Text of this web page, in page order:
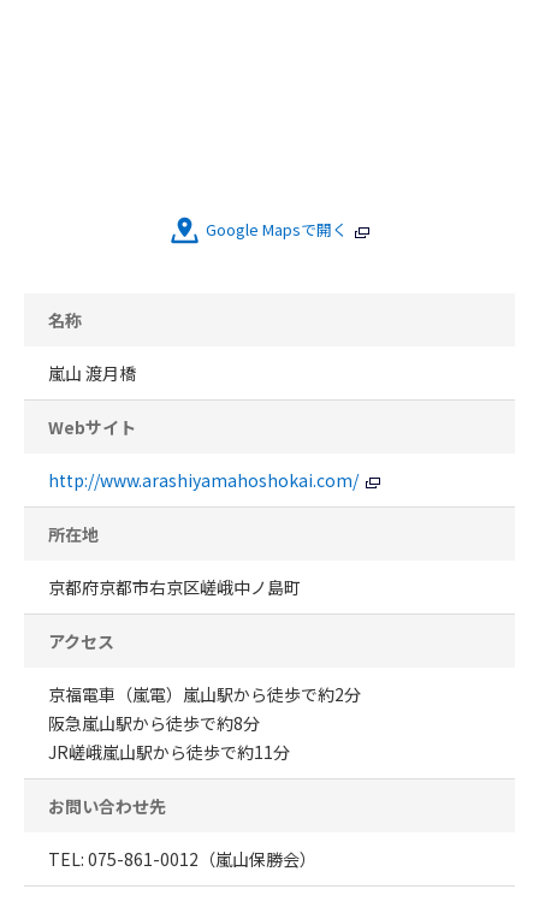
Google Mapsで開く
名称
嵐山 渡月橋
Webサイト
http://www.arashiyamahoshokai.com/
所在地
京都府京都市右京区嵯峨中ノ島町
アクセス
京福電車（嵐電）嵐山駅から徒歩で約2分
阪急嵐山駅から徒歩で約8分
JR嵯峨嵐山駅から徒歩で約11分
お問い合わせ先
TEL: 075-861-0012（嵐山保勝会）